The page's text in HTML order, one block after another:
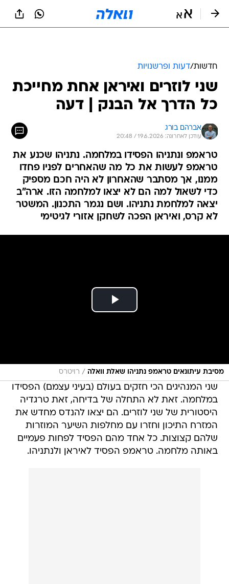
חדשות/דעות ופרשנויות
שני לוזרים ואיראן אחת מחייכת
כל הדרך אל הבנק | דעה
אברהם בורג
עודכן לאחרונה: 19.6.2026 / 20:48
טראמפ ונתניהו הפסידו במלחמה. נתניהו שכנע את
טראמפ לעשות את כל מה שהאחרים לפניו פחדו
ממנו, אך מסתבר שהאחרון לא היה חכם מספיק
כדי לשאול למה הם לא יצאו למלחמה הזו. ארה"ב
יצאה למלחמת נתניהו. ושם נגמר התכנון. המשטר
לא קרס, ואיראן הפכה לשחקן אזורי לגיטימי
מסיבת עיתונאים טראמפ נתניהו שאלת וואלה / רויטרס
שני המנהיגים הכי חזקים בעולם (בעיני עצמם) הפסידו
במלחמה. זאת לא התחלה של בדיחה, זאת טרגדיה
היסטורית של שני לוזרים. הם יצאו להנדס מחדש את
המזרח התיכון וחזרו עם מחלפות השיער המוזרות
שלהם קצוצות. כל אחד מהם הפסיד לפחות פעמיים
באותה מלחמה. טראמפ הפסיד לאיראן ולנתניהו.